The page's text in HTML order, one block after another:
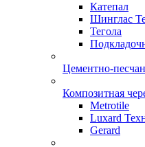
Катепал
Шинглас
Тегола
Цементно-
Композитная
Metrotile
Luxard
Gerard